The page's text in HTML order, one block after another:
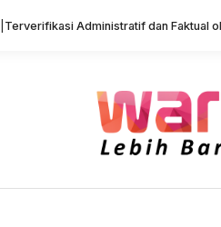
Terverifikasi Administratif dan Faktual